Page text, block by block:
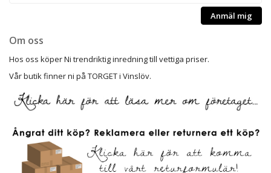
Anmäl mig
Om oss
Hos oss köper Ni trendriktig inredning till vettiga priser.
Vår butik finner ni på TORGET i Vinslöv.